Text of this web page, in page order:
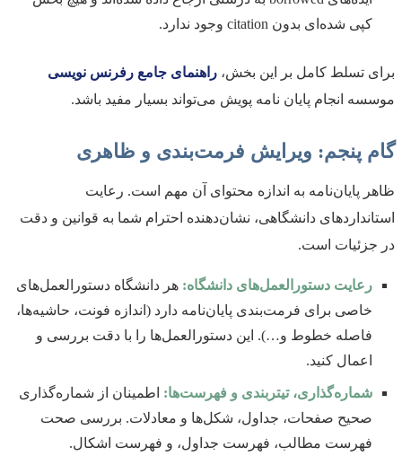
کپی شده‌ای بدون citation وجود ندارد.
برای تسلط کامل بر این بخش، راهنمای جامع رفرنس نویسی
موسسه انجام پایان نامه پویش می‌تواند بسیار مفید باشد.
گام پنجم: ویرایش فرمت‌بندی و ظاهری
ظاهر پایان‌نامه به اندازه محتوای آن مهم است. رعایت
استانداردهای دانشگاهی، نشان‌دهنده احترام شما به قوانین و دقت
در جزئیات است.
رعایت دستورالعمل‌های دانشگاه: هر دانشگاه دستورالعمل‌های
خاصی برای فرمت‌بندی پایان‌نامه دارد (اندازه فونت، حاشیه‌ها،
فاصله خطوط و…). این دستورالعمل‌ها را با دقت بررسی و
اعمال کنید.
شماره‌گذاری، تیتربندی و فهرست‌ها: اطمینان از شماره‌گذاری
صحیح صفحات، جداول، شکل‌ها و معادلات. بررسی صحت
فهرست مطالب، فهرست جداول، و فهرست اشکال.